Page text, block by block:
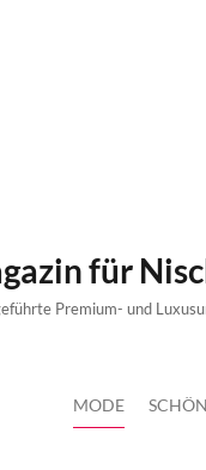
für
Premium- und
MODE